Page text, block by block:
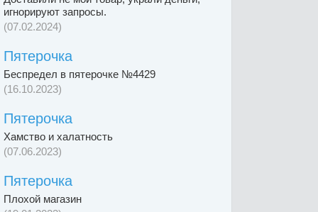
игнорируют запросы.
(07.02.2024)
Пятерочка
Беспредел в пятерочке №4429
(16.10.2023)
Пятерочка
Хамство и халатность
(07.06.2023)
Пятерочка
Плохой магазин